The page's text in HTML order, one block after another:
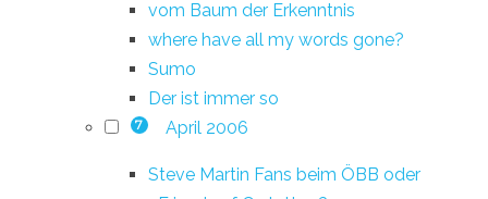
vom Baum der Erkenntnis
where have all my words gone?
Sumo
Der ist immer so
7 April 2006
Steve Martin Fans beim ÖBB oder